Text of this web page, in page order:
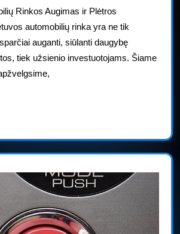
2020
m.
taps
penkta
Rinkos Augimas ir Plėtros
automobilių rinka yra ne tik
auganti, siūlanti daugybę
tiek užsienio investuotojams. Šiame